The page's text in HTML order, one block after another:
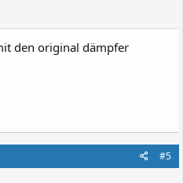
den original dämpfer
#5